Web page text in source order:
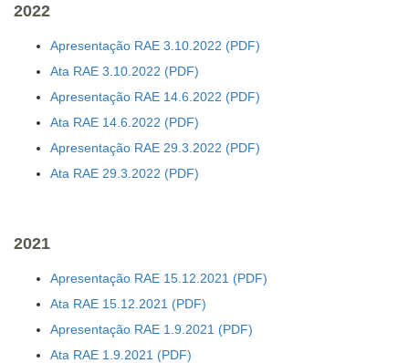
2022
Apresentação RAE 3.10.2022
Ata RAE 3.10.2022
Apresentação RAE 14.6.2022
Ata RAE 14.6.2022
Apresentação RAE 29.3.2022
Ata RAE 29.3.2022
2021
Apresentação RAE 15.12.2021
Ata RAE 15.12.2021
Apresentação RAE 1.9.2021
Ata RAE 1.9.2021